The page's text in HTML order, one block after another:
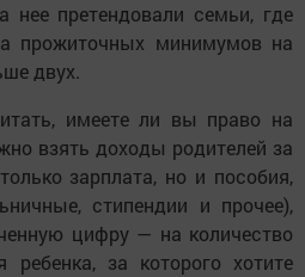
нее претендовали семьи, где
прожиточных минимумов на
двух.
имеете ли вы право на
взять доходы родителей за
зарплата, но и пособия,
стипендии и прочее),
цифру — на количество
за которого хотите